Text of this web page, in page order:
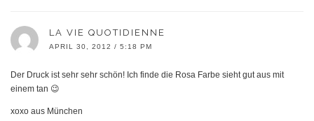
LA VIE QUOTIDIENNE
APRIL 30, 2012 / 5:18 PM
Der Druck ist sehr sehr schön! Ich finde die Rosa Farbe sieht gut aus mit
einem tan 😉
xoxo aus München